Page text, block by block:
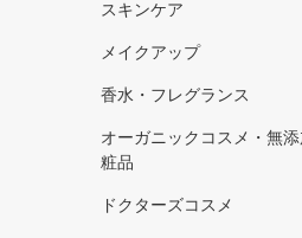
スキンケア
メイクアップ
香水・フレグランス
オーガニックコスメ・無
粧品
ドクターズコスメ